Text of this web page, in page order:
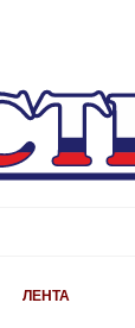
ЛЕНТА